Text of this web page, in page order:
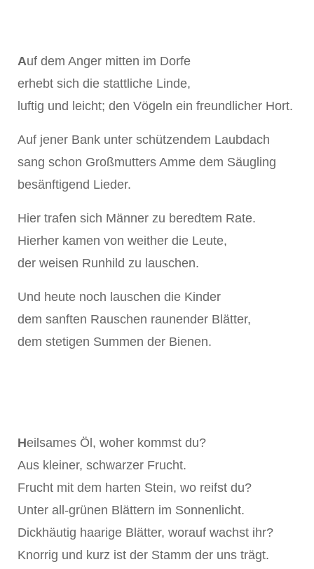
Auf dem Anger mitten im Dorfe
erhebt sich die stattliche Linde,
luftig und leicht; den Vögeln ein freundlicher Hort.
Auf jener Bank unter schützendem Laubdach
sang schon Großmutters Amme dem Säugling
besänftigend Lieder.
Hier trafen sich Männer zu beredtem Rate.
Hierher kamen von weither die Leute,
der weisen Runhild zu lauschen.
Und heute noch lauschen die Kinder
dem sanften Rauschen raunender Blätter,
dem stetigen Summen der Bienen.
Heilsames Öl, woher kommst du?
Aus kleiner, schwarzer Frucht.
Frucht mit dem harten Stein, wo reifst du?
Unter all-grünen Blättern im Sonnenlicht.
Dickhäutig haarige Blätter, worauf wachst ihr?
Knorrig und kurz ist der Stamm der uns trägt.